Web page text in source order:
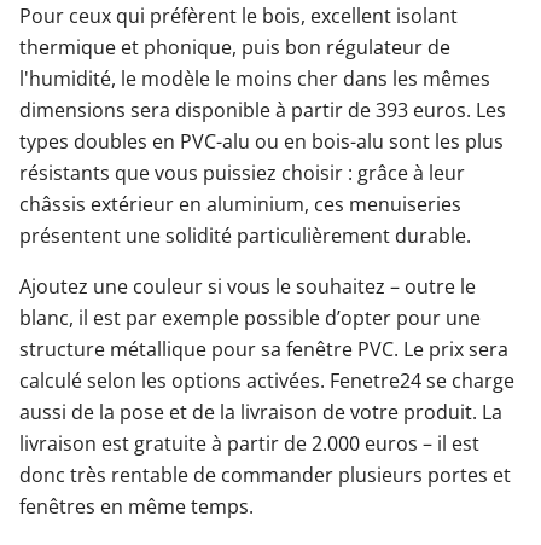
Pour ceux qui préfèrent le bois, excellent isolant
thermique et phonique, puis bon régulateur de
l'humidité, le modèle le moins cher dans les mêmes
dimensions sera disponible à partir de 393 euros. Les
types doubles en PVC-alu ou en bois-alu sont les plus
résistants que vous puissiez choisir : grâce à leur
châssis extérieur en aluminium, ces menuiseries
présentent une solidité particulièrement durable.
Ajoutez une couleur si vous le souhaitez – outre le
blanc, il est par exemple possible d’opter pour une
structure métallique pour sa fenêtre PVC. Le prix sera
calculé selon les options activées. Fenetre24 se charge
aussi de la pose et de la livraison de votre produit. La
livraison est gratuite à partir de 2.000 euros – il est
donc très rentable de commander plusieurs portes et
fenêtres en même temps.